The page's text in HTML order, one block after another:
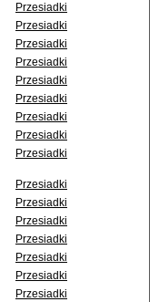
Przesiadki
Przesiadki
Przesiadki
Przesiadki
Przesiadki
Przesiadki
Przesiadki
Przesiadki
Przesiadki
Przesiadki
Przesiadki
Przesiadki
Przesiadki
Przesiadki
Przesiadki
Przesiadki